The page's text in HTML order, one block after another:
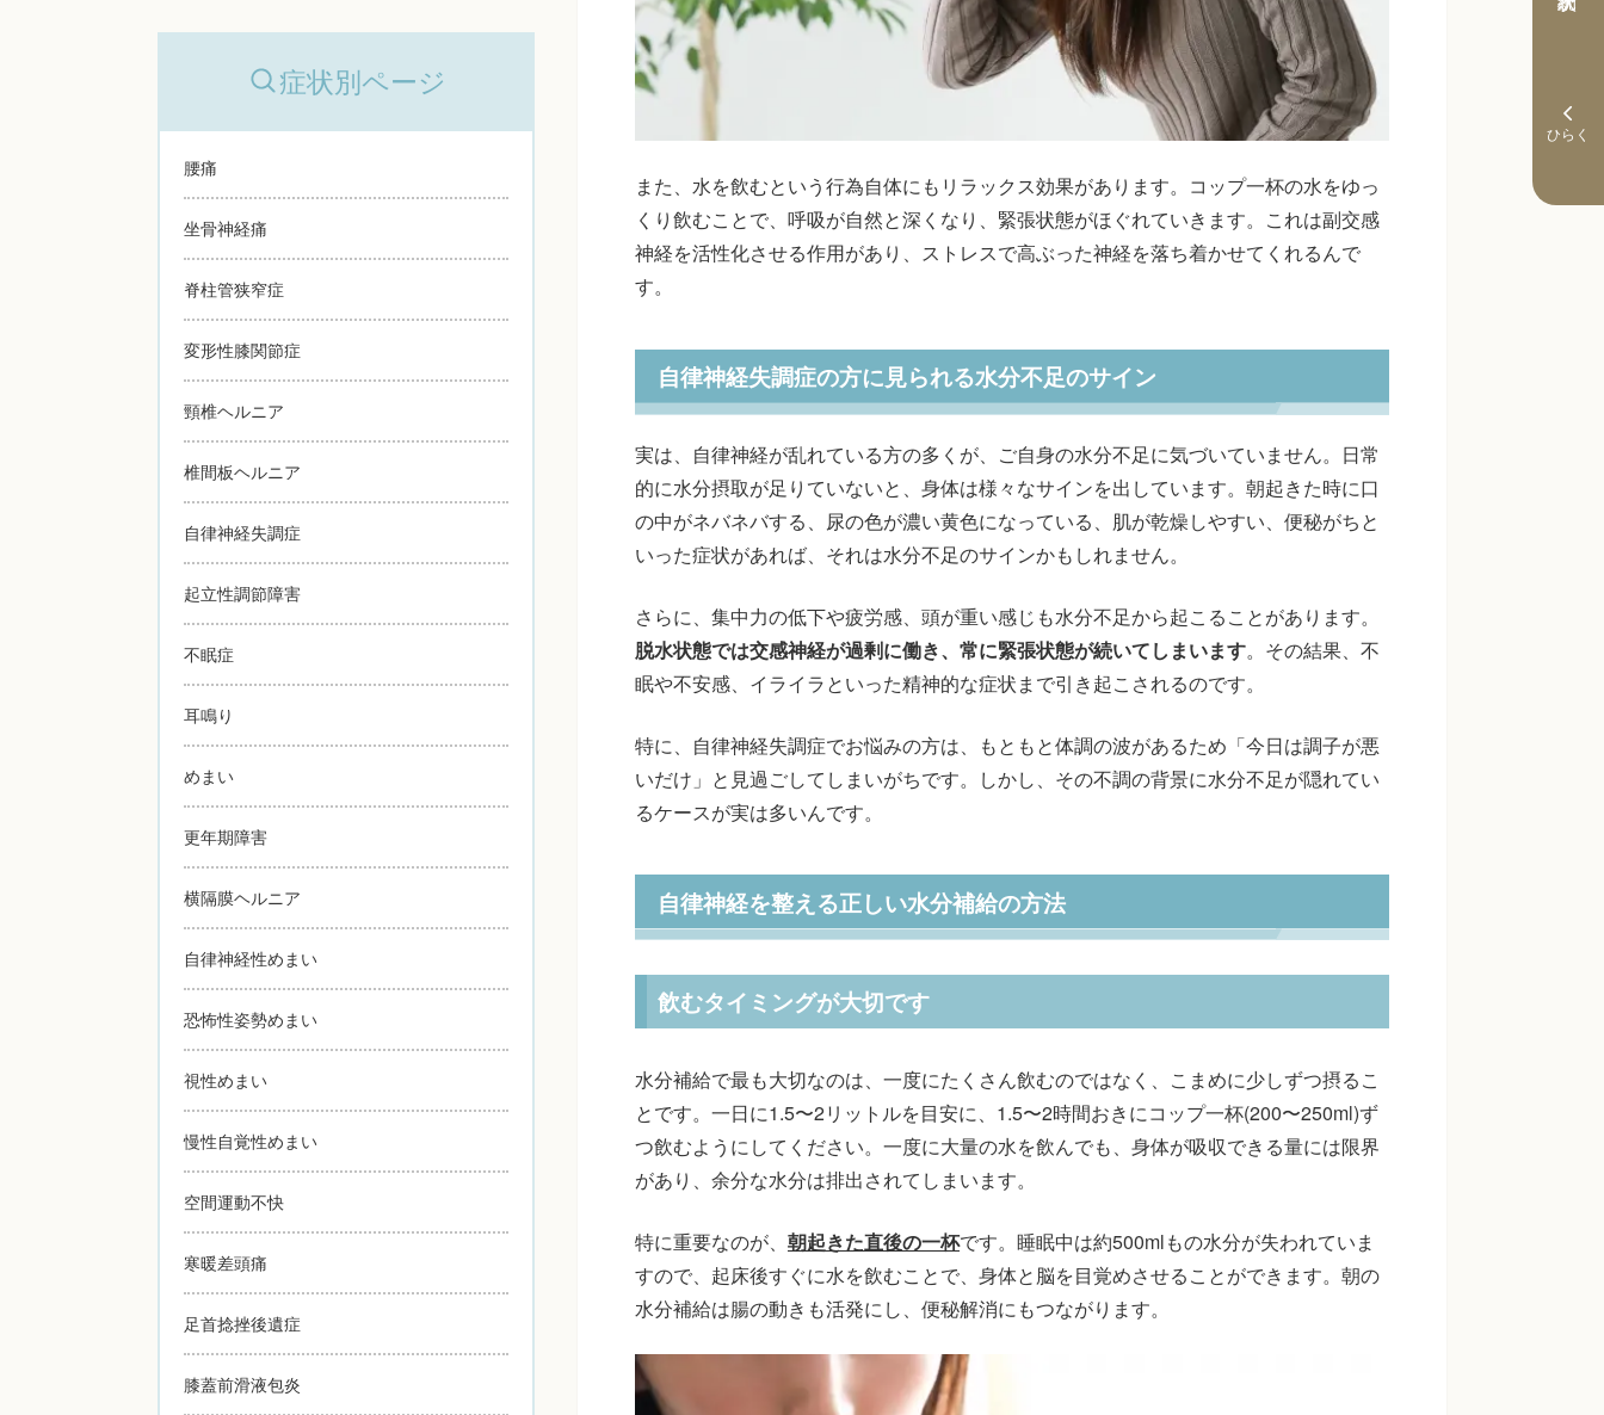
また、水を飲むという行為自体にもリラックス効果があります。コップ一杯の水をゆっ
くり飲むことで、呼吸が自然と深くなり、緊張状態がほぐれていきます。これは副交感
神経を活性化させる作用があり、ストレスで高ぶった神経を落ち着かせてくれるんで
す。
自律神経失調症の方に見られる水分不足のサイン
実は、自律神経が乱れている方の多くが、ご自身の水分不足に気づいていません。日常
的に水分摂取が足りていないと、身体は様々なサインを出しています。朝起きた時に口
の中がネバネバする、尿の色が濃い黄色になっている、肌が乾燥しやすい、便秘がちと
いった症状があれば、それは水分不足のサインかもしれません。
さらに、集中力の低下や疲労感、頭が重い感じも水分不足から起こることがあります。
脱水状態では交感神経が過剰に働き、常に緊張状態が続いてしまいます。その結果、不
眠や不安感、イライラといった精神的な症状まで引き起こされるのです。
特に、自律神経失調症でお悩みの方は、もともと体調の波があるため「今日は調子が悪
いだけ」と見過ごしてしまいがちです。しかし、その不調の背景に水分不足が隠れてい
るケースが実は多いんです。
自律神経を整える正しい水分補給の方法
飲むタイミングが大切です
水分補給で最も大切なのは、一度にたくさん飲むのではなく、こまめに少しずつ摂るこ
とです。一日に1.5〜2リットルを目安に、1.5〜2時間おきにコップ一杯(200〜250ml)ず
つ飲むようにしてください。一度に大量の水を飲んでも、身体が吸収できる量には限界
があり、余分な水分は排出されてしまいます。
特に重要なのが、 朝起きた直後の一杯です。睡眠中は約500mlもの水分が失われていま
すので、起床後すぐに水を飲むことで、身体と脳を目覚めさせることができます。朝の
水分補給は腸の動きも活発にし、便秘解消にもつながります。
症状別ページ
腰痛
坐骨神経痛
脊柱管狭窄症
変形性膝関節症
頸椎ヘルニア
椎間板ヘルニア
自律神経失調症
起立性調節障害
不眠症
耳鳴り
めまい
更年期障害
横隔膜ヘルニア
自律神経性めまい
恐怖性姿勢めまい
視性めまい
慢性自覚性めまい
空間運動不快
寒暖差頭痛
足首捻挫後遺症
膝蓋前滑液包炎